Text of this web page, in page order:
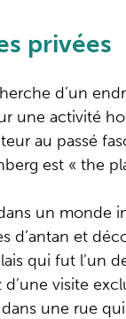
privées
d’un
une activité
au passé
est « the
un monde
d’antan et
qui fut l’un
d’une visite
dans une rue